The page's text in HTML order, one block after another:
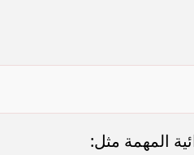
المهمة مثل: